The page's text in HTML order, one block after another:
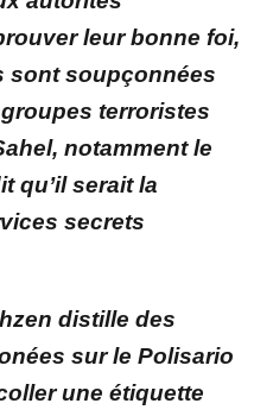
leur bonne foi,
sont soupçonnées
terroristes
notamment le
qu’il serait la
secrets
distille des
sur le Polisario
une étiquette